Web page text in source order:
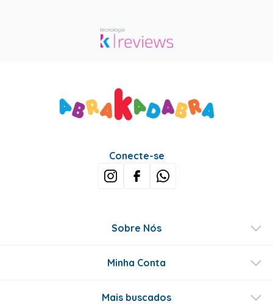
Conecte-se
Sobre Nós
Minha Conta
Mais buscados